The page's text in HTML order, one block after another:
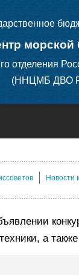
отделения
(ННЦМБ ДВО
Новости
а